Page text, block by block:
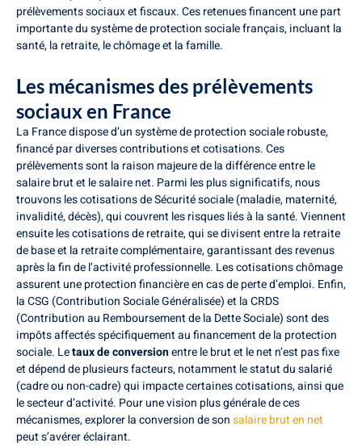
prélèvements sociaux et fiscaux. Ces retenues financent une part
importante du système de protection sociale français, incluant la
santé, la retraite, le chômage et la famille.
Les mécanismes des prélèvements
sociaux en France
La France dispose d’un système de protection sociale robuste,
financé par diverses contributions et cotisations. Ces
prélèvements sont la raison majeure de la différence entre le
salaire brut et le salaire net. Parmi les plus significatifs, nous
trouvons les cotisations de Sécurité sociale (maladie, maternité,
invalidité, décès), qui couvrent les risques liés à la santé. Viennent
ensuite les cotisations de retraite, qui se divisent entre la retraite
de base et la retraite complémentaire, garantissant des revenus
après la fin de l’activité professionnelle. Les cotisations chômage
assurent une protection financière en cas de perte d’emploi. Enfin,
la CSG (Contribution Sociale Généralisée) et la CRDS
(Contribution au Remboursement de la Dette Sociale) sont des
impôts affectés spécifiquement au financement de la protection
sociale. Letaux de conversionentre le brut et le net n’est pas fixe
et dépend de plusieurs facteurs, notamment le statut du salarié
(cadre ou non-cadre) qui impacte certaines cotisations, ainsi que
le secteur d’activité. Pour une vision plus générale de ces
mécanismes, explorer la conversion de sonsalaire brut en net
peut s’avérer éclairant.